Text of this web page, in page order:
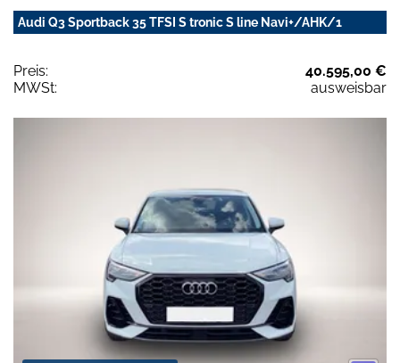
Audi Q3 Sportback 35 TFSI S tronic S line Navi+/AHK/1
Preis:
40.595,00 €
MWSt:
ausweisbar